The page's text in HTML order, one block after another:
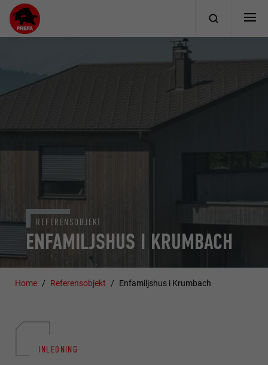
ENFAMILJSHUS I KRUMBACH
REFERENSOBJEKT
Home Referensobjekt Enfamiljshus i Krumbach
INLEDNING